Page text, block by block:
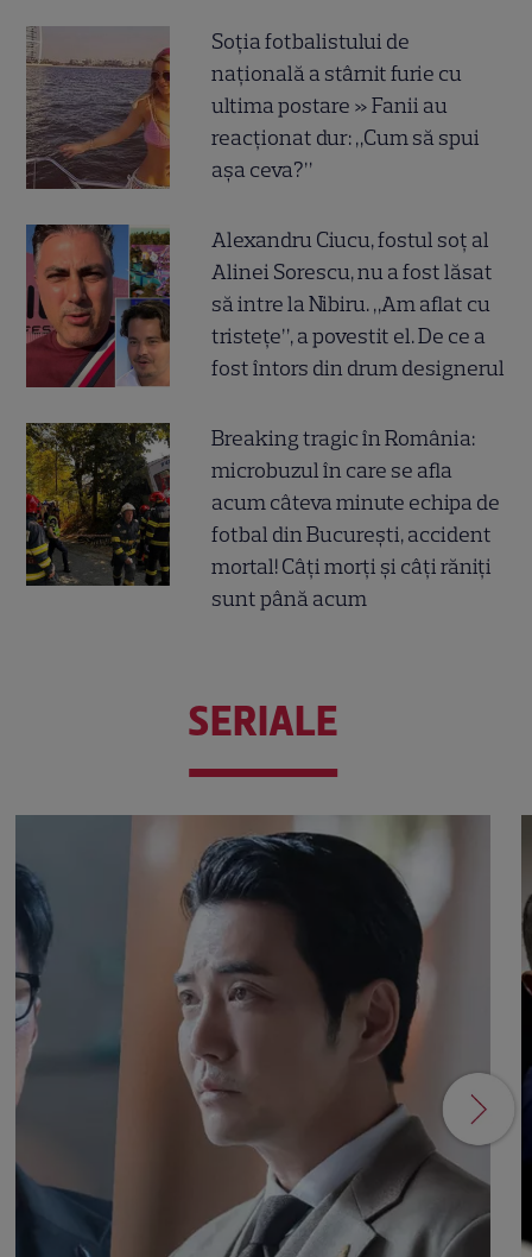
Soția fotbalistului de
națională a stârnit furie cu
ultima postare » Fanii au
reacționat dur: „Cum să spui
așa ceva?”
Alexandru Ciucu, fostul soț al
Alinei Sorescu, nu a fost lăsat
să intre la Nibiru. „Am aflat cu
tristețe”, a povestit el. De ce a
fost întors din drum designerul
Breaking tragic în România:
microbuzul în care se afla
acum câteva minute echipa de
fotbal din București, accident
mortal! Câți morți și câți răniți
sunt până acum
SERIALE